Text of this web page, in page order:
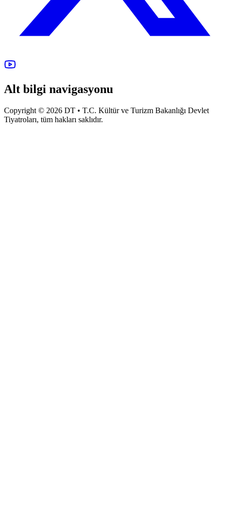
Alt bilgi navigasyonu
Copyright © 2026 DT • T.C. Kültür ve Turizm Bakanlığı Devlet
Tiyatroları, tüm hakları saklıdır.